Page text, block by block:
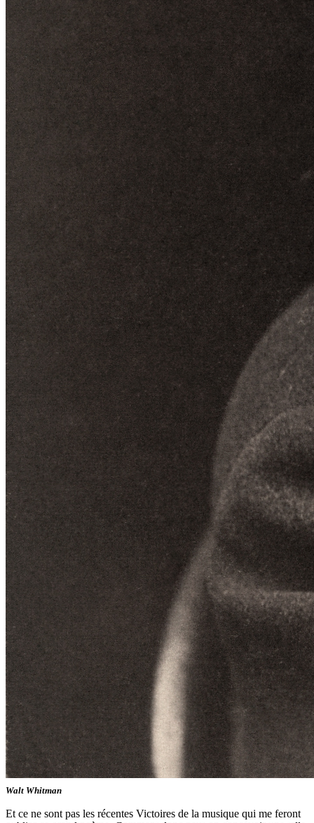
Walt Whitman
Et ce ne sont pas les récentes Victoires de la musique qui me feront